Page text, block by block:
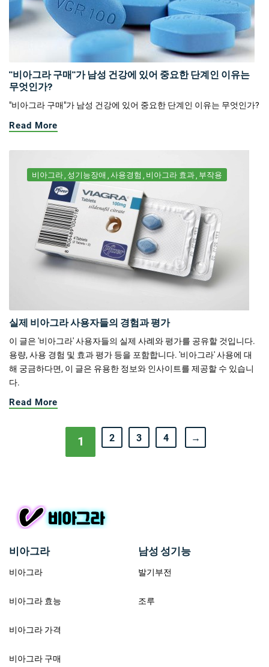
"비아그라 구매"가 남성 건강에 있어 중요한 단계인 이유는
무엇인가?
"비아그라 구매"가 남성 건강에 있어 중요한 단계인 이유는 무엇인가?
Read More
비아그라 성기능장애 사용경험 비아그라 효과 부작용
실제 비아그라 사용자들의 경험과 평가
이 글은 '비아그라' 사용자들의 실제 사례와 평가를 공유할 것입니다.
용량, 사용 경험 및 효과 평가 등을 포함합니다. '비아그라' 사용에 대
해 궁금하다면, 이 글은 유용한 정보와 인사이트를 제공할 수 있습니
다.
Read More
1 2 3 4 →
비아그라
비아그라
비아그라 효능
비아그라 가격
비아그라 구매
남성 성기능
발기부전
조루